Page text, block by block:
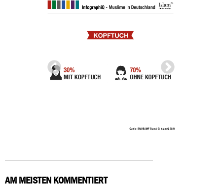
AM MEISTEN KOMMENTIERT